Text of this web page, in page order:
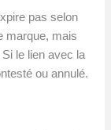
pas selon
marque, mais
le lien avec la
ou annulé.